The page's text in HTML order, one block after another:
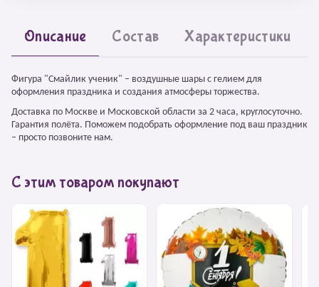
Описание Состав Характеристики
Фигура "Смайлик ученик" – воздушные шары с гелием для
оформления праздника и создания атмосферы торжества.
Доставка по Москве и Московской области за 2 часа, круглосуточно.
Гарантия полёта. Поможем подобрать оформление под ваш праздник
– просто позвоните нам.
С этим товаром покупают